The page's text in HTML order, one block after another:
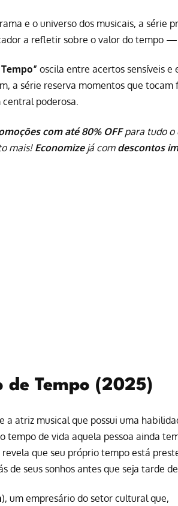
e o universo dos musicais, a série
a refletir sobre o valor do tempo
oscila entre acertos sensíveis e
a série reserva momentos que tocam
poderosa.
com até 80% OFFpara tudo o
mais!Economizejá com descontos
de Tempo (2025)
a atriz musical que possui uma
de vida aquela pessoa ainda
que seu próprio tempo está
de seus sonhos antes que seja tarde
), um empresário do setor cultural que,